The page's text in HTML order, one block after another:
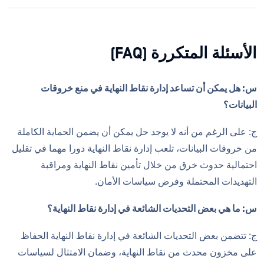
الأسئلة المتكررة (FAQ)
س: هل يمكن أن تساعد إدارة نقاط النهاية في منع خروقات
البيانات؟
ج: على الرغم من أنه لا يوجد حل يمكن أن يضمن الحماية الكاملة
من خروقات البيانات، تلعب إدارة نقاط النهاية دورا مهما في تقليل
احتمالية حدوث خرق من خلال تأمين نقاط النهاية ومراقبة
التهديدات المحتملة وفرض سياسات الأمان.
س: ما هي بعض التحديات الشائعة في إدارة نقاط النهاية؟
ج: تتضمن بعض التحديات الشائعة في إدارة نقاط النهاية الحفاظ
على مخزون محدث من نقاط النهاية، وضمان الامتثال لسياسات